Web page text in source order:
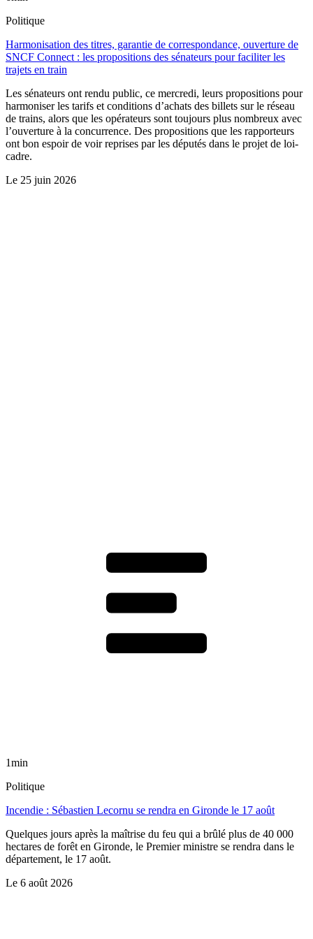
Politique
Harmonisation des titres, garantie de correspondance, ouverture de
SNCF Connect : les propositions des sénateurs pour faciliter les
trajets en train
Les sénateurs ont rendu public, ce mercredi, leurs propositions pour
harmoniser les tarifs et conditions d’achats des billets sur le réseau
de trains, alors que les opérateurs sont toujours plus nombreux avec
l’ouverture à la concurrence. Des propositions que les rapporteurs
ont bon espoir de voir reprises par les députés dans le projet de loi-
cadre.
Le 25 juin 2026
1min
Politique
Incendie : Sébastien Lecornu se rendra en Gironde le 17 août
Quelques jours après la maîtrise du feu qui a brûlé plus de 40 000
hectares de forêt en Gironde, le Premier ministre se rendra dans le
département, le 17 août.
Le 6 août 2026